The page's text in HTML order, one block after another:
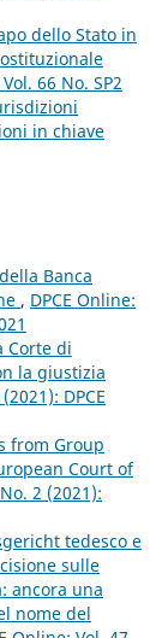
dello Stato in
66 No. SP2
in chiave
Banca
, DPCE Online:
Corte di
la giustizia
DPCE
from Group
Court of
2 (2021):
tedesco e
sulle
ancora una
nome del